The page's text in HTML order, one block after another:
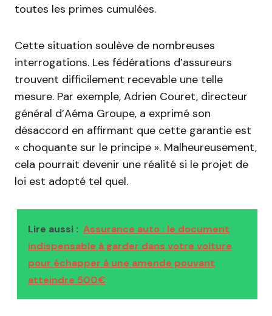
toutes les primes cumulées.
Cette situation soulève de nombreuses
interrogations. Les fédérations d’assureurs
trouvent difficilement recevable une telle
mesure. Par exemple, Adrien Couret, directeur
général d’Aéma Groupe, a exprimé son
désaccord en affirmant que cette garantie est
« choquante sur le principe ». Malheureusement,
cela pourrait devenir une réalité si le projet de
loi est adopté tel quel.
Lire aussi : Assurance auto : le document
indispensable à garder dans votre voiture
pour échapper à une amende pouvant
atteindre 500€